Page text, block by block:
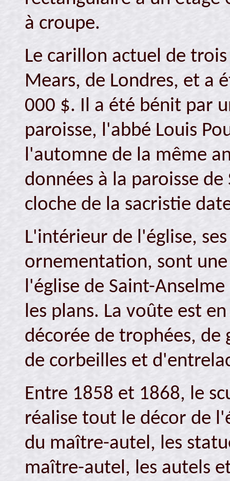
à croupe.
Le carillon actuel de
Mears, de Londres, et a
000 $. Il a été bénit par
paroisse, l'abbé Louis
l'automne de la même
données à la paroisse
cloche de la sacristie
L'intérieur de l'église,
ornementation, sont
l'église de Saint-
les plans. La voûte est
décorée de trophées, de
de corbeilles et
Entre 1858 et 1868, le
réalise tout le décor de
du maître-autel, les
maître-autel, les autels